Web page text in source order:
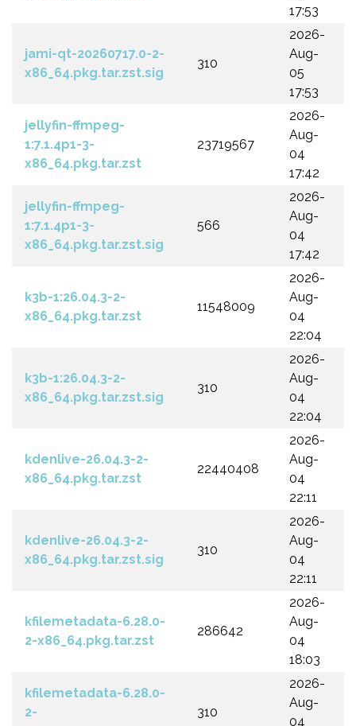
17:53
jami-qt-20260717.0-2-
x86_64.pkg.tar.zst.sig
310
2026-
Aug-
05
17:53
jellyfin-ffmpeg-
1:7.1.4p1-3-
x86_64.pkg.tar.zst
23719567
2026-
Aug-
04
17:42
jellyfin-ffmpeg-
1:7.1.4p1-3-
x86_64.pkg.tar.zst.sig
566
2026-
Aug-
04
17:42
k3b-1:26.04.3-2-
x86_64.pkg.tar.zst
11548009
2026-
Aug-
04
22:04
k3b-1:26.04.3-2-
x86_64.pkg.tar.zst.sig
310
2026-
Aug-
04
22:04
kdenlive-26.04.3-2-
x86_64.pkg.tar.zst
22440408
2026-
Aug-
04
22:11
kdenlive-26.04.3-2-
x86_64.pkg.tar.zst.sig
310
2026-
Aug-
04
22:11
kfilemetadata-6.28.0-
2-x86_64.pkg.tar.zst
286642
2026-
Aug-
04
18:03
kfilemetadata-6.28.0-
2-
310
2026-
Aug-
04